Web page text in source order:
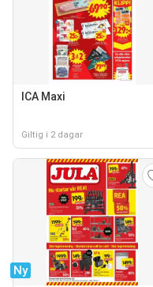
ICA Maxi
Giltig i 2 dagar
Ny